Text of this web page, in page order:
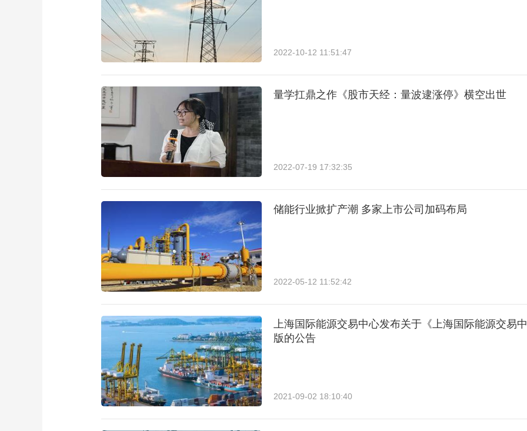
2022-10-12 11:51:47
量学扛鼎之作《股市天经：量波逮涨停》横空出世
2022-07-19 17:32:35
储能行业掀扩产潮 多家上市公司加码布局
2022-05-12 11:52:42
上海国际能源交易中心发布关于《上海国际能源交易
版的公告
2021-09-02 18:10:40